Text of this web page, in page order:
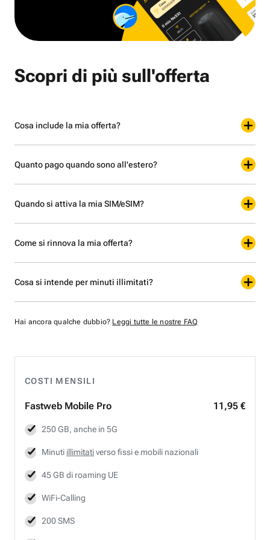
COSTI MENSILI
Fastweb Mobile Pro 11,95 €
250 GB, anche in 5G
Minuti illimitativerso fissi e mobili nazionali
45 GB di roaming UE
WiFi-Calling
200 SMS
Scopri di più sull'offerta
Cosa include la mia offerta?
Quanto pago quando sono all'estero?
Quando si attiva la mia SIM/eSIM?
Come si rinnova la mia offerta?
Cosa si intende per minuti illimitati?
Hai ancora qualche dubbio? Leggi tutte le nostre FAQ